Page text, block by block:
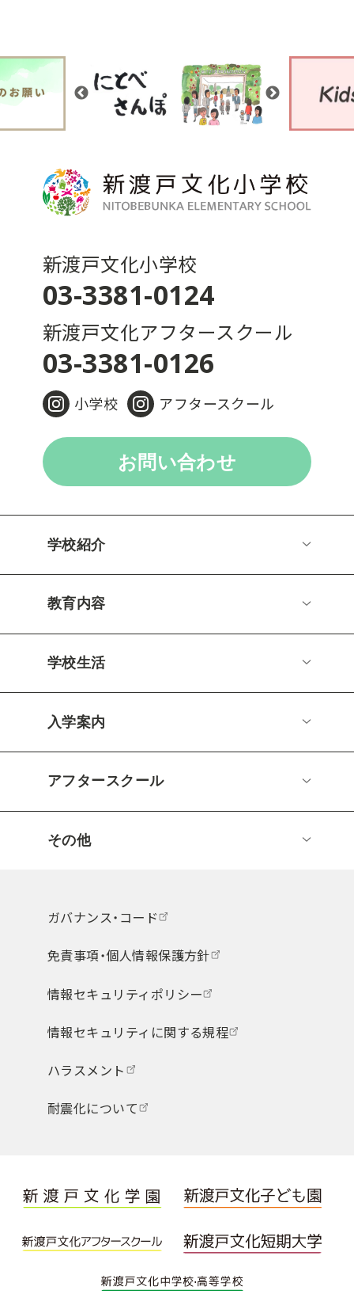
新渡戸文化小学校
03-3381-0124
新渡戸文化アフタースクール
03-3381-0126
小学校 アフタースクール
お問い合わせ
学校紹介
教育内容
学校生活
入学案内
アフタースクール
その他
ガバナンス・コード
免責事項・個人情報保護方針
情報セキュリティポリシー
情報セキュリティに関する規程
ハラスメント
耐震化について